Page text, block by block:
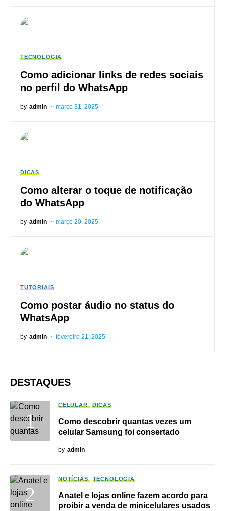
TECNOLOGIA
Como adicionar links de redes sociais
no perfil do WhatsApp
by admin março 31, 2025
DICAS
Como alterar o toque de notificação
do WhatsApp
by admin março 20, 2025
TUTORIAIS
Como postar áudio no status do
WhatsApp
by admin fevereiro 21, 2025
DESTAQUES
CELULAR DICAS
Como descobrir quantas vezes um
celular Samsung foi consertado
by admin
NOTÍCIAS TECNOLOGIA
Anatel e lojas online fazem acordo para
proibir a venda de minicelulares usados